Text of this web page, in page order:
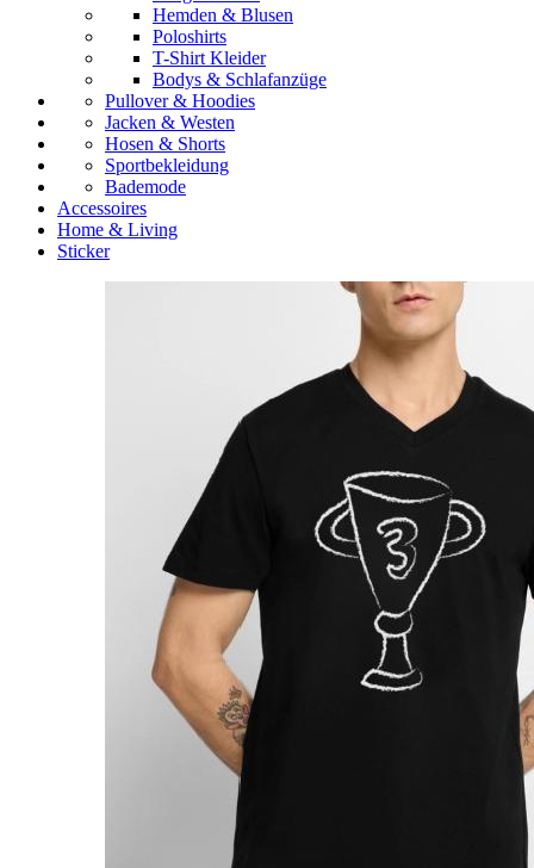
Hemden & Blusen
Poloshirts
T-Shirt Kleider
Bodys & Schlafanzüge
Pullover & Hoodies
Jacken & Westen
Hosen & Shorts
Sportbekleidung
Bademode
Accessoires
Home & Living
Sticker